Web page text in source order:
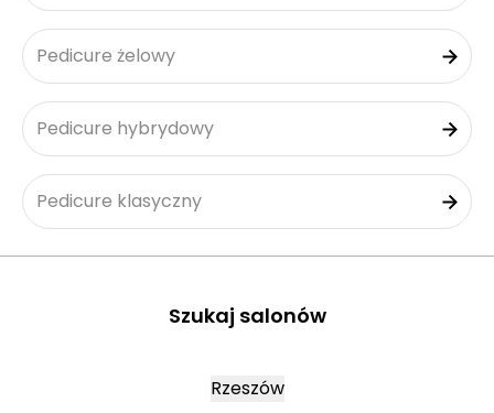
Pedicure żelowy
Pedicure hybrydowy
Pedicure klasyczny
Szukaj salonów
Rzeszów